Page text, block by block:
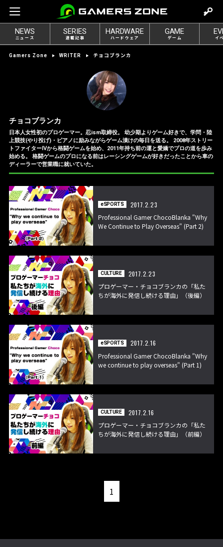
e
n
NEWS
ニュース
SERIES
連載記事
HARDWARE
ハードウェア
GAME
ゲーム イ
Gamers Zone WRITER チョコブランカ
チョコブランカ
日本人女性初のプロゲーマー。忍ism取締役。 幼少期よりゲーム好きで、学問・陸
上競技(やり投げ)・ピアノに励みながらゲーム漬けの毎日を送る。 2008年ストリー
トファイターⅣから格闘ゲームを始め、2011年持ち前の運と愛嬌でプロの道を歩み
始める。 格闘ゲームのプロになる前はレーシングゲームが好きだったことから車の
ディーラーで営業職に就いていた。
eSPORTS
2017.2.23
Professional Gamer ChocoBlanka "Why
We Continue to Play Overseas" (Part 2)
CULTURE
2017.2.23
プロゲーマー・チョコブランカの「私た
ちが海外に発信し続ける理由」（後編）
eSPORTS
2017.2.16
Professional Gamer ChocoBlanka "Why
we continue to play overseas" (Part 1)
CULTURE
2017.2.16
プロゲーマー・チョコブランカの「私た
ちが海外に発信し続ける理由」（前編）
1